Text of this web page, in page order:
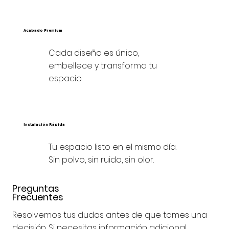
Cada diseño es único,
embellece y transforma tu
espacio.
Acabado Premium
Tu espacio listo en el mismo día.
Sin polvo, sin ruido, sin olor.
Instalación Rápida
Preguntas
Frecuentes
Resolvemos tus dudas antes de que tomes una